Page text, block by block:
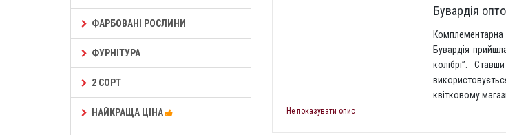
ФАРБОВАНІ РОСЛИНИ
ФУРНІТУРА
2 СОРТ
НАЙКРАЩА ЦІНА
Бувардія
Бувардія
колібрі”.
квітковому
Не показувати опис